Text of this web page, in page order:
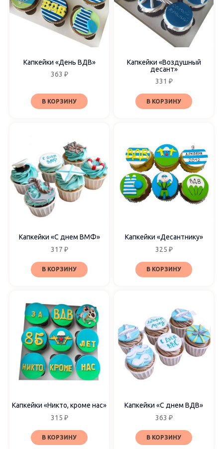
Наборы
Выбрать поштучно
Капкейки «День ВДВ»
363 ₽
В КОРЗИНУ
Капкейки «Воздушный
десант»
331 ₽
В КОРЗИНУ
Капкейки «С днем ВМФ»
317 ₽
В КОРЗИНУ
Капкейки «Десантнику»
325 ₽
В КОРЗИНУ
Капкейки «Никто, кроме нас»
315 ₽
В КОРЗИНУ
Капкейки «С днем ВДВ»
363 ₽
В КОРЗИНУ